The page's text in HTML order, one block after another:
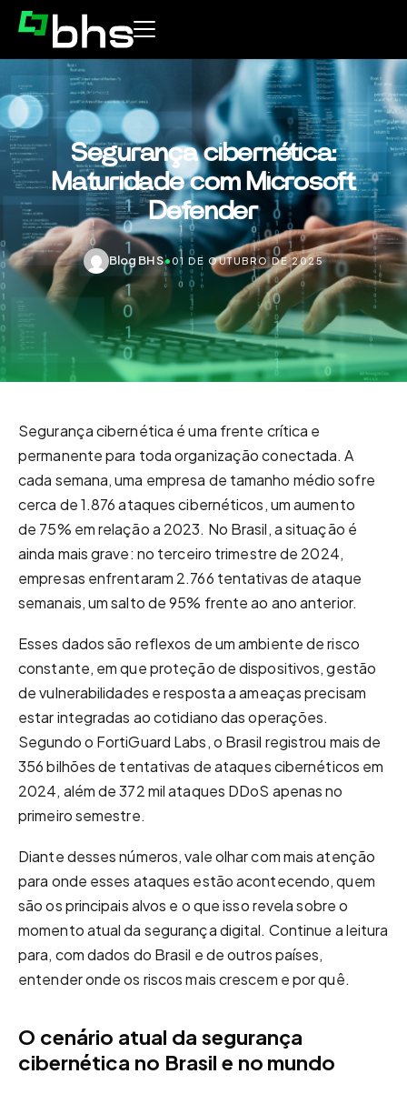
Segurança cibernética:
Maturidade com Microsoft
Defender
Blog BHS• 01 DE OUTUBRO DE 2025
Segurança cibernética é uma frente crítica e
permanente para toda organização conectada. A
cada semana, uma empresa de tamanho médio sofre
cerca de 1.876 ataques cibernéticos, um aumento
de 75% em relação a 2023. No Brasil, a situação é
ainda mais grave: no terceiro trimestre de 2024,
empresas enfrentaram 2.766 tentativas de ataque
semanais, um salto de 95% frente ao ano anterior.
Esses dados são reflexos de um ambiente de risco
constante, em que proteção de dispositivos, gestão
de vulnerabilidades e resposta a ameaças precisam
estar integradas ao cotidiano das operações.
Segundo o FortiGuard Labs, o Brasil registrou mais de
356 bilhões de tentativas de ataques cibernéticos em
2024, além de 372 mil ataques DDoS apenas no
primeiro semestre.
Diante desses números, vale olhar com mais atenção
para onde esses ataques estão acontecendo, quem
são os principais alvos e o que isso revela sobre o
momento atual da segurança digital. Continue a leitura
para, com dados do Brasil e de outros países,
entender onde os riscos mais crescem e por quê.
O cenário atual da segurança
cibernética no Brasil e no mundo